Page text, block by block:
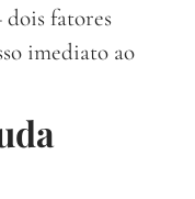
dois fatores
imediato ao